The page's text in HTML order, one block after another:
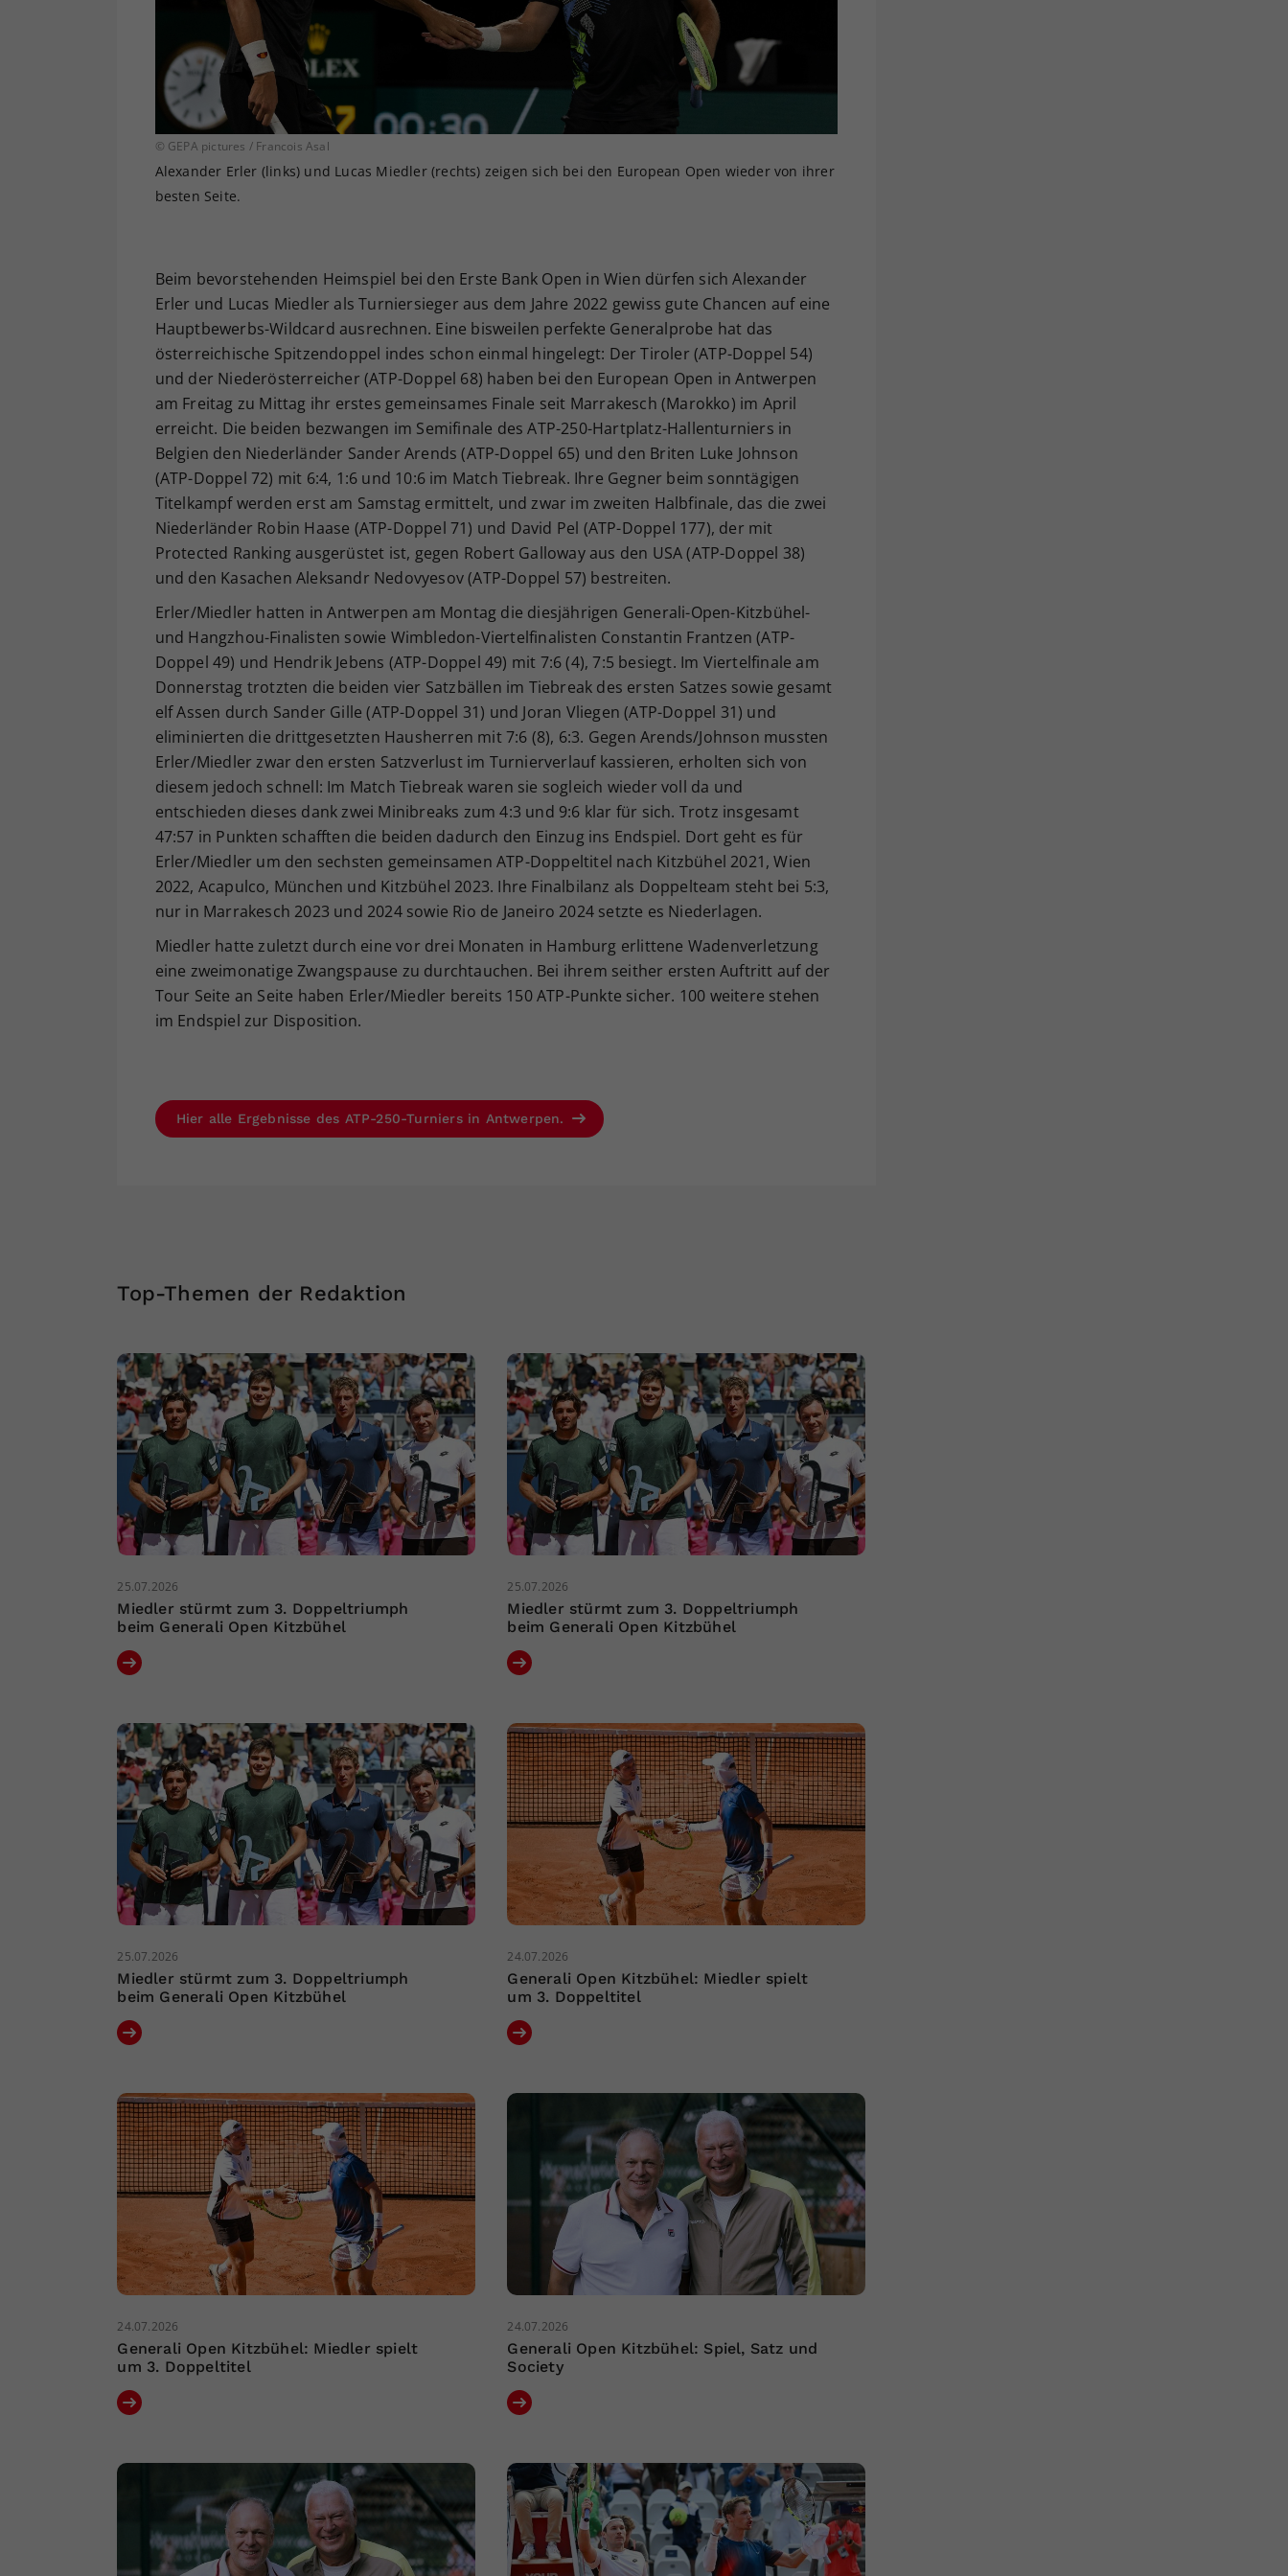
© GEPA pictures / Francois Asal
Alexander Erler (links) und Lucas Miedler (rechts) zeigen sich bei den European Open wieder von ihrer
besten Seite.
Beim bevorstehenden Heimspiel bei den Erste Bank Open in Wien dürfen sich Alexander
Erler und Lucas Miedler als Turniersieger aus dem Jahre 2022 gewiss gute Chancen auf eine
Hauptbewerbs-Wildcard ausrechnen. Eine bisweilen perfekte Generalprobe hat das
österreichische Spitzendoppel indes schon einmal hingelegt: Der Tiroler (ATP-Doppel 54)
und der Niederösterreicher (ATP-Doppel 68) haben bei den European Open in Antwerpen
am Freitag zu Mittag ihr erstes gemeinsames Finale seit Marrakesch (Marokko) im April
erreicht. Die beiden bezwangen im Semifinale des ATP-250-Hartplatz-Hallenturniers in
Belgien den Niederländer Sander Arends (ATP-Doppel 65) und den Briten Luke Johnson
(ATP-Doppel 72) mit 6:4, 1:6 und 10:6 im Match Tiebreak. Ihre Gegner beim sonntägigen
Titelkampf werden erst am Samstag ermittelt, und zwar im zweiten Halbfinale, das die zwei
Niederländer Robin Haase (ATP-Doppel 71) und David Pel (ATP-Doppel 177), der mit
Protected Ranking ausgerüstet ist, gegen Robert Galloway aus den USA (ATP-Doppel 38)
und den Kasachen Aleksandr Nedovyesov (ATP-Doppel 57) bestreiten.
Erler/Miedler hatten in Antwerpen am Montag die diesjährigen Generali-Open-Kitzbühel-
und Hangzhou-Finalisten sowie Wimbledon-Viertelfinalisten Constantin Frantzen (ATP-
Doppel 49) und Hendrik Jebens (ATP-Doppel 49) mit 7:6 (4), 7:5 besiegt. Im Viertelfinale am
Donnerstag trotzten die beiden vier Satzbällen im Tiebreak des ersten Satzes sowie gesamt
elf Assen durch Sander Gille (ATP-Doppel 31) und Joran Vliegen (ATP-Doppel 31) und
eliminierten die drittgesetzten Hausherren mit 7:6 (8), 6:3. Gegen Arends/Johnson mussten
Erler/Miedler zwar den ersten Satzverlust im Turnierverlauf kassieren, erholten sich von
diesem jedoch schnell: Im Match Tiebreak waren sie sogleich wieder voll da und
entschieden dieses dank zwei Minibreaks zum 4:3 und 9:6 klar für sich. Trotz insgesamt
47:57 in Punkten schafften die beiden dadurch den Einzug ins Endspiel. Dort geht es für
Erler/Miedler um den sechsten gemeinsamen ATP-Doppeltitel nach Kitzbühel 2021, Wien
2022, Acapulco, München und Kitzbühel 2023. Ihre Finalbilanz als Doppelteam steht bei 5:3,
nur in Marrakesch 2023 und 2024 sowie Rio de Janeiro 2024 setzte es Niederlagen.
Miedler hatte zuletzt durch eine vor drei Monaten in Hamburg erlittene Wadenverletzung
eine zweimonatige Zwangspause zu durchtauchen. Bei ihrem seither ersten Auftritt auf der
Tour Seite an Seite haben Erler/Miedler bereits 150 ATP-Punkte sicher. 100 weitere stehen
im Endspiel zur Disposition.
Hier alle Ergebnisse des ATP-250-Turniers in Antwerpen.
Top-Themen der Redaktion
25.07.2026
Miedler stürmt zum 3. Doppeltriumph
beim Generali Open Kitzbühel
25.07.2026
Miedler stürmt zum 3. Doppeltriumph
beim Generali Open Kitzbühel
25.07.2026
Miedler stürmt zum 3. Doppeltriumph
beim Generali Open Kitzbühel
24.07.2026
Generali Open Kitzbühel: Miedler spielt
um 3. Doppeltitel
24.07.2026
Generali Open Kitzbühel: Miedler spielt
um 3. Doppeltitel
24.07.2026
Generali Open Kitzbühel: Spiel, Satz und
Society
Ihrer vorgenommen Einstellungen, falls der
Webseiten-Betreiber dies eingestellt hat.